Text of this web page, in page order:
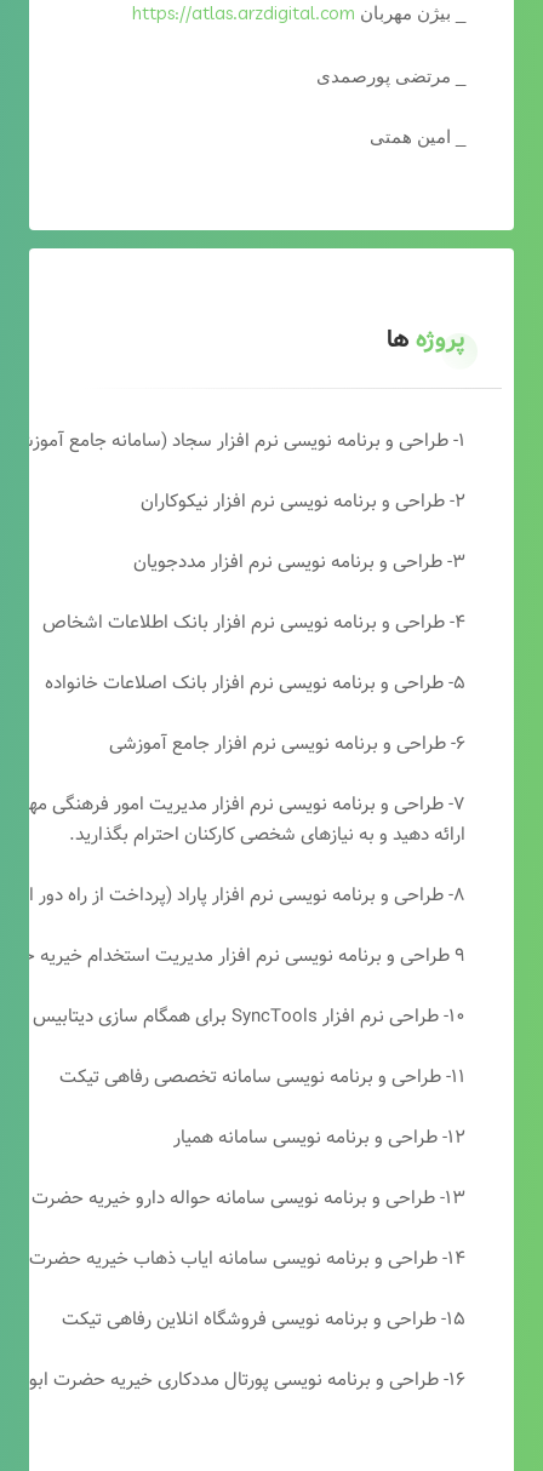
_ بیژن مهربان https://atlas.arzdigital.com
_ مرتضی پورصمدی
_ امین همتی
پروژهها
۱- طراحی و برنامه نویسی نرم افزار سجاد (سامانه جامع آموزشی دارالقرآن)
۲- طراحی و برنامه نویسی نرم افزار نیکوکاران
۳- طراحی و برنامه نویسی نرم افزار مددجویان
۴- طراحی و برنامه نویسی نرم افزار بانک اطلاعات اشخاص
۵- طراحی و برنامه نویسی نرم افزار بانک اصلاعات خانواده
۶- طراحی و برنامه نویسی نرم افزار جامع آموزشی
۷- طراحی و برنامه نویسی نرم افزار مدیریت امور فرهنگی
ارائه دهید و به نیازهای شخصی کارکنان احترام بگذارید.
۸- طراحی و برنامه نویسی نرم افزار پاراد (پرداخت از راه دور انجمن مددکاری امام زمان(عج))
۹ طراحی و برنامه نویسی نرم افزار مدیریت استخدام خیریه حضرت ابوالفضل (ع)
۱۰- طراحی نرم افزار SyncTools برای همگام سازی دیتابیس های SQL Server
۱۱- طراحی و برنامه نویسی سامانه تخصصی رفاهی تیکت
۱۲- طراحی و برنامه نویسی سامانه همیار
۱۳- طراحی و برنامه نویسی سامانه حواله دارو خیریه حضرت ابوالفضل (ع)
۱۴- طراحی و برنامه نویسی سامانه ایاب ذهاب خیریه حضرت ابوالفضل (ع)
۱۵- طراحی و برنامه نویسی فروشگاه انلاین رفاهی تیکت
۱۶- طراحی و برنامه نویسی پورتال مددکاری خیریه حضرت ابوالفضل (ع)